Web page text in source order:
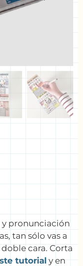
y pronunciación
tan sólo vas a
cara. Corta
tutorial y en